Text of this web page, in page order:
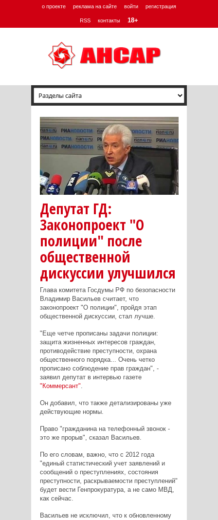
о проекте реклама на сайте войти регистрация
RSS контакты 18+
Депутат ГД:
Законопроект "О
полиции" после
общественной
дискуссии улучшился
Глава комитета Госдумы РФ по безопасности
Владимир Васильев считает, что
законопроект "О полиции", пройдя этап
общественной дискуссии, стал лучше.
"Еще четче прописаны задачи полиции:
защита жизненных интересов граждан,
противодействие преступности, охрана
общественного порядка... Очень четко
прописано соблюдение прав граждан", -
заявил депутат в интервью газете
"Коммерсант".
Он добавил, что также детализированы уже
действующие нормы.
Право "гражданина на телефонный звонок -
это же прорыв", сказал Васильев.
По его словам, важно, что с 2012 года
"единый статистический учет заявлений и
сообщений о преступлениях, состояния
преступности, раскрываемости преступлений"
будет вести Генпрокуратура, а не само МВД,
как сейчас.
Васильев не исключил, что к обновленному